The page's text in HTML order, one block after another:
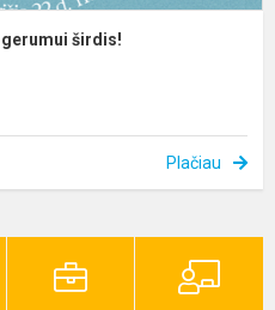
širdis!
Plačiau